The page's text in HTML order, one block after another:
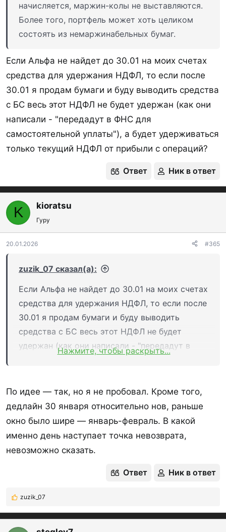
начисляется, маржин-колы не выставляются.
Более того, портфель может хоть целиком
состоять из немаржинабельных бумаг.
Если Альфа не найдет до 30.01 на моих счетах
средства для удержания НДФЛ, то если после
30.01 я продам бумаги и буду выводить средства
с БС весь этот НДФЛ не будет удержан (как они
написали - "передадут в ФНС для
самостоятельной уплаты"), а будет удерживаться
только текущий НДФЛ от прибыли с операций?
Ответ Ник в ответ
K kioratsu
Гуру
20.01.2026 #365
zuzik_07 сказал(а):
Если Альфа не найдет до 30.01 на моих счетах
средства для удержания НДФЛ, то если после
30.01 я продам бумаги и буду выводить
средства с БС весь этот НДФЛ не будет
удержан (как они написали - "передадут в
прибыли с операций?
Нажмите, чтобы раскрыть...
По идее — так, но я не пробовал. Кроме того,
дедлайн 30 января относительно нов, раньше
окно было шире — январь-февраль. В какой
именно день наступает точка невозврата,
невозможно сказать.
Ответ Ник в ответ
Р
е
а
к
zuzik_07